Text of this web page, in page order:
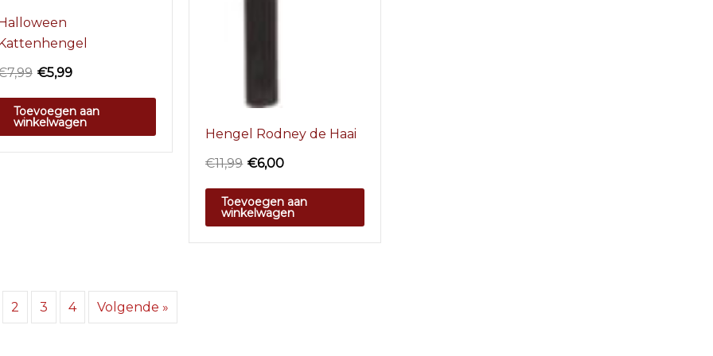
7,99 €5,99
Toevoegen aan
winkelwagen
Hengel Rodney de Haai
€11,99 €6,00
Toevoegen aan
winkelwagen
2 3 4 Volgende »